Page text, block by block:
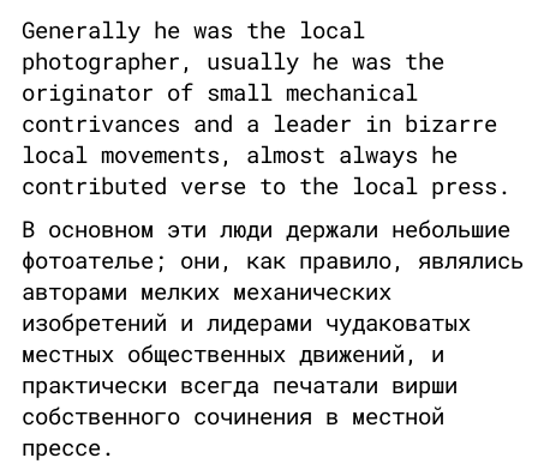
Generally he was the local
photographer, usually he was the
originator of small mechanical
contrivances and a leader in bizarre
local movements, almost always he
contributed verse to the local press.
В основном эти люди держали небольшие
фотоателье; они, как правило, являлись
авторами мелких механических
изобретений и лидерами чудаковатых
местных общественных движений, и
практически всегда печатали вирши
собственного сочинения в местной
прессе.